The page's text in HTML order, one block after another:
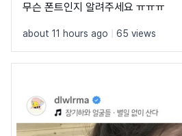
무슨 폰트인지 알려주세요 ㅠㅠㅠ
about 11 hours ago 65 views